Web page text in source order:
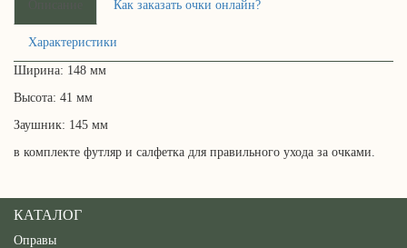
Как заказать очки онлайн?
Характеристики
Ширина: 148 мм
Высота: 41 мм
Заушник: 145 мм
в комплекте футляр и салфетка для правильного ухода за очками.
КАТАЛОГ
Оправы